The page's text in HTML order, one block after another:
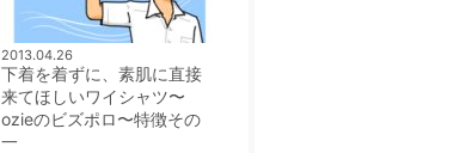
2013.04.26
下着を着ずに、素肌に直接
来てほしいワイシャツ〜
ozieのビズポロ〜特徴その
一